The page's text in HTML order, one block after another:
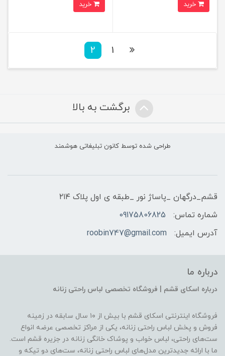
1
2
برگشت به بالا
طراحی شده توسط کانون تبلیغاتی هوشمند
قشم_درگهان _پاساژ نور _طبقه ی اول پلاک ۲۱۴
شماره تماس:
09175806825
آدرس ایمیل:
roobin747@gmail.com
درباره ما
درباره اسکای قشم | فروشگاه تخصصی لباس راحتی زنانه
فروشگاه اینترنتی اسکای قشم با بیش از ۱۰ سال سابقه در زمینه
فروش و پخش لباس راحتی زنانه، یکی از مراکز تخصصی عرضه انواع
ست‌های راحتی، لباس خواب و پوشاک خانگی زنانه در جزیره قشم است.
ما با ارائه جدیدترین مدل‌های لباس راحتی زنانه، ست‌های دو تیکه و